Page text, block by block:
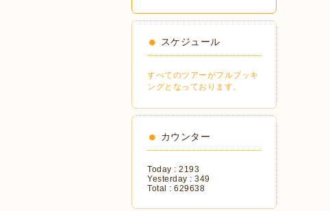
スケジュール
すべてのツアーがフルブッキ
ングとなっております。
カウンター
Today : 2193
Yesterday : 349
Total : 629638